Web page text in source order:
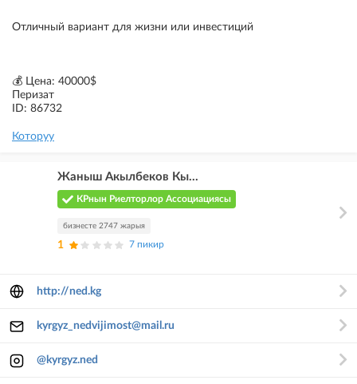
Отличный вариант для жизни или инвестиций
💰 Цена: 40000$
Перизат
ID: 86732
Которуу
Жаныш Акылбеков Кы...
КРнын Риелторлор Ассоциациясы
бизнесте 2747 жарыя
1 7 пикир
http://ned.kg
kyrgyz_nedvijimost@mail.ru
@kyrgyz.ned